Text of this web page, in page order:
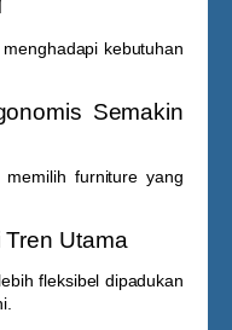
kebutuhan
Semakin
furniture yang
Utama
fleksibel dipadukan